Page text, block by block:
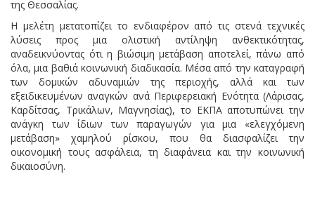
της Θεσσαλίας.
Η μελέτη μετατοπίζει το ενδιαφέρον από τις στενά τεχνικές
λύσεις προς μια ολιστική αντίληψη ανθεκτικότητας,
αναδεικνύοντας ότι η βιώσιμη μετάβαση αποτελεί, πάνω από
όλα, μια βαθιά κοινωνική διαδικασία. Μέσα από την καταγραφή
των δομικών αδυναμιών της περιοχής, αλλά και των
εξειδικευμένων αναγκών ανά Περιφερειακή Ενότητα (Λάρισας,
Καρδίτσας, Τρικάλων, Μαγνησίας), το ΕΚΠΑ αποτυπώνει την
ανάγκη των ίδιων των παραγωγών για μια «ελεγχόμενη
μετάβαση» χαμηλού ρίσκου, που θα διασφαλίζει την
οικονομική τους ασφάλεια, τη διαφάνεια και την κοινωνική
δικαιοσύνη.